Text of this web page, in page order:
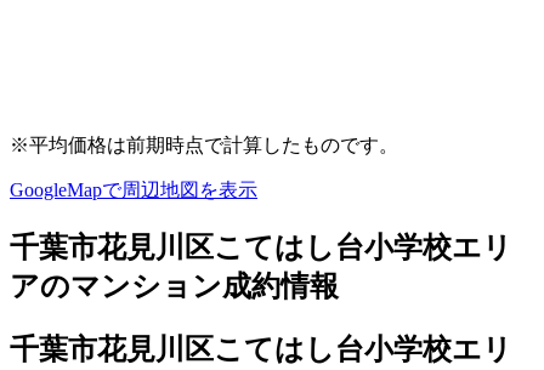
※平均価格は前期時点で計算したものです。
GoogleMapで周辺地図を表示
千葉市花見川区こてはし台小学校エリ
アのマンション成約情報
千葉市花見川区こてはし台小学校エリ